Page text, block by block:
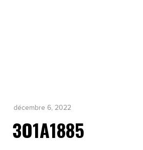
décembre 6, 2022
3O1A1885